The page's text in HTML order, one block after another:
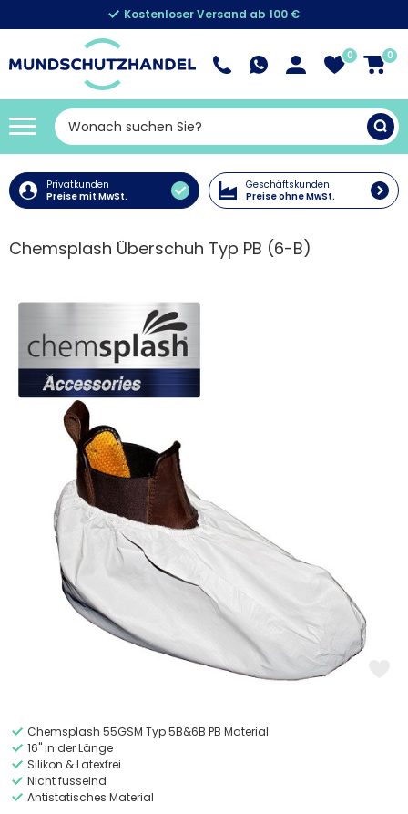
Kostenloser Versand ab 100 €
0 0
Privatkunden
Preise mit MwSt.
Geschäftskunden
Preise ohne MwSt.
Chemsplash Überschuh Typ PB (6-B)
Chemsplash 55GSM Typ 5B&6B PB Material
16" in der Länge
Silikon & Latexfrei
Nicht fusselnd
Antistatisches Material